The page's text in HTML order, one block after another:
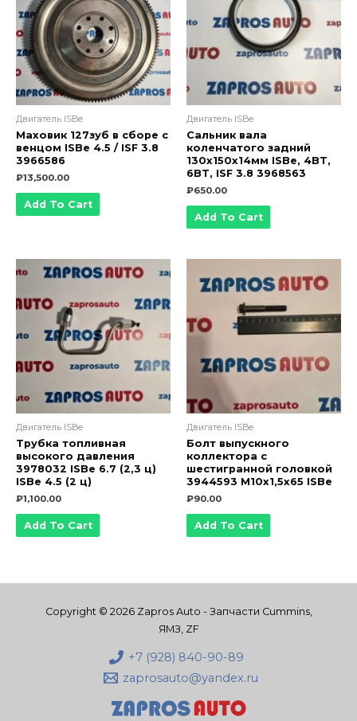
Двигатель ISBe
Маховик 127зуб в сборе с
венцом ISBe 4.5 / ISF 3.8
3966586
₽13,500.00
Add To Cart
Двигатель ISBe
Сальник вала
коленчатого задний
130х150х14мм ISBe, 4BT,
6BT, ISF 3.8 3968563
₽650.00
Add To Cart
Двигатель ISBe
Трубка топливная
высокого давления
3978032 ISBe 6.7 (2,3 ц)
ISBe 4.5 (2 ц)
₽1,100.00
Add To Cart
Двигатель ISBe
Болт выпускного
коллектора с
шестигранной головкой
3944593 М10х1,5х65 ISBe
₽90.00
Add To Cart
Copyright © 2026 Zapros Auto - Запчасти Cummins,
ЯМЗ, ZF
+7 (928) 840-90-89
zaprosauto@yandex.ru